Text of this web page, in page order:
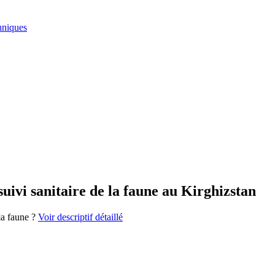
sanitaire de la faune au Kirghizstan
faune ? Voir descriptif détaillé